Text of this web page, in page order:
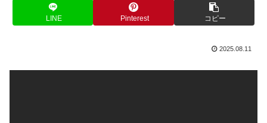
LINE Pinterest コピー
2025.08.11